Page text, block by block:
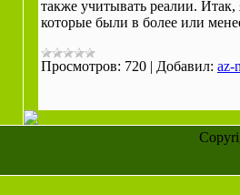
также учитывать реалии.
которые были в более или
Просмотров: 720 | Добавил: az-